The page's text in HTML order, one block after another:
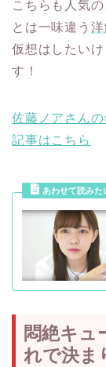
こちらも人気
とは一味違う
仮想はしたい
す！
佐藤ノアさん
記事はこちら
悶絶キュ
れで決ま